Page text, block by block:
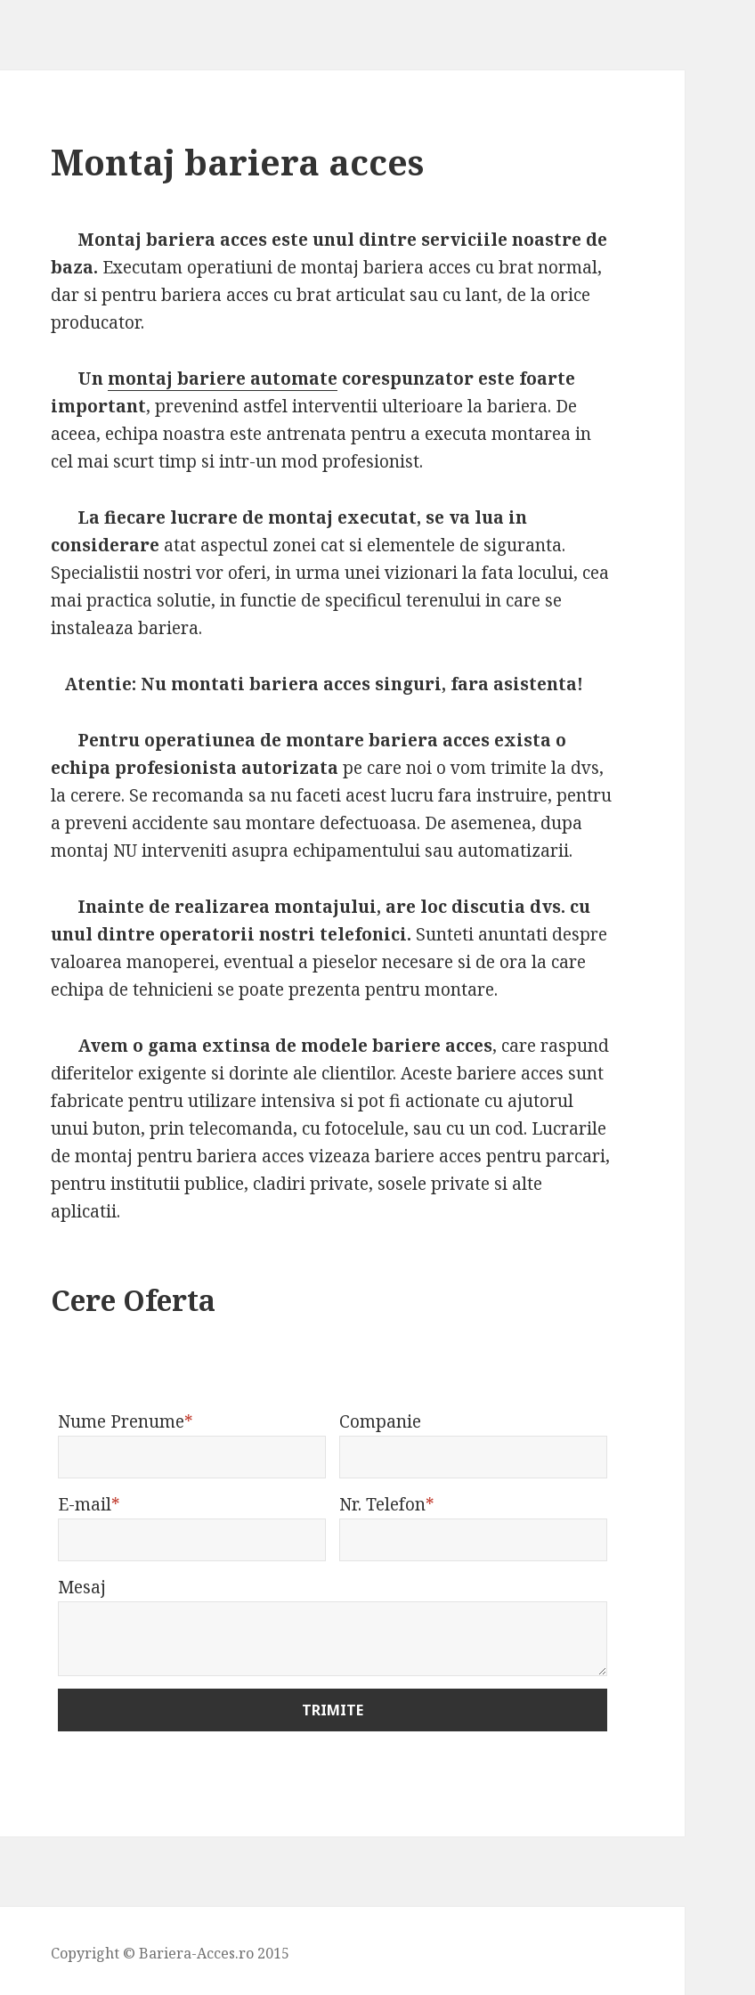
Montaj bariera acces
Montaj bariera acces este unul dintre serviciile noastre de
baza. Executam operatiuni de montaj bariera acces cu brat normal,
dar si pentru bariera acces cu brat articulat sau cu lant, de la orice
producator.
Un montaj bariere automate corespunzator este foarte
important, prevenind astfel interventii ulterioare la bariera. De
aceea, echipa noastra este antrenata pentru a executa montarea in
cel mai scurt timp si intr-un mod profesionist.
La fiecare lucrare de montaj executat, se va lua in
considerare atat aspectul zonei cat si elementele de siguranta.
Specialistii nostri vor oferi, in urma unei vizionari la fata locului, cea
mai practica solutie, in functie de specificul terenului in care se
instaleaza bariera.
Atentie: Nu montati bariera acces singuri, fara asistenta!
Pentru operatiunea de montare bariera acces exista o
echipa profesionista autorizata pe care noi o vom trimite la dvs,
la cerere. Se recomanda sa nu faceti acest lucru fara instruire, pentru
a preveni accidente sau montare defectuoasa. De asemenea, dupa
montaj NU interveniti asupra echipamentului sau automatizarii.
Inainte de realizarea montajului, are loc discutia dvs. cu
unul dintre operatorii nostri telefonici. Sunteti anuntati despre
valoarea manoperei, eventual a pieselor necesare si de ora la care
echipa de tehnicieni se poate prezenta pentru montare.
Avem o gama extinsa de modele bariere acces, care raspund
diferitelor exigente si dorinte ale clientilor. Aceste bariere acces sunt
fabricate pentru utilizare intensiva si pot fi actionate cu ajutorul
unui buton, prin telecomanda, cu fotocelule, sau cu un cod. Lucrarile
de montaj pentru bariera acces vizeaza bariere acces pentru parcari,
pentru institutii publice, cladiri private, sosele private si alte
aplicatii.
Cere Oferta
Nume Prenume* Companie
E-mail* Nr. Telefon*
Mesaj
Copyright © Bariera-Acces.ro 2015